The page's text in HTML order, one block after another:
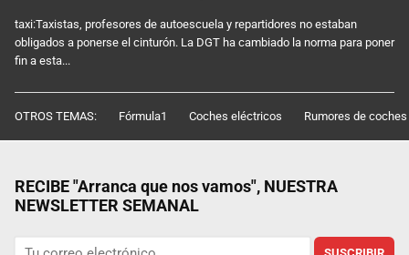
taxi:Taxistas, profesores de autoescuela y repartidores no estaban
obligados a ponerse el cinturón. La DGT ha cambiado la norma para poner
fin a esta...
OTROS TEMAS: Fórmula1 Coches eléctricos Rumores de coches
RECIBE "Arranca que nos vamos", NUESTRA
NEWSLETTER SEMANAL